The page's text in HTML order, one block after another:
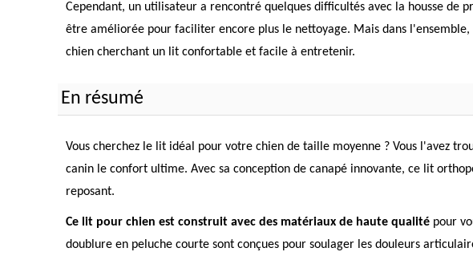
Cependant, un utilisateur a rencontré quelques difficultés avec la housse
être améliorée pour faciliter encore plus le nettoyage. Mais dans
chien cherchant un lit confortable et facile à entretenir.
En résumé
Vous cherchez le lit idéal pour votre chien de taille moyenne ? Vous l'avez
canin le confort ultime. Avec sa conception de canapé innovante, ce lit
reposant.
Ce lit pour chien est construit avec des matériaux de haute qualité pour
doublure en peluche courte sont conçues pour soulager les douleurs